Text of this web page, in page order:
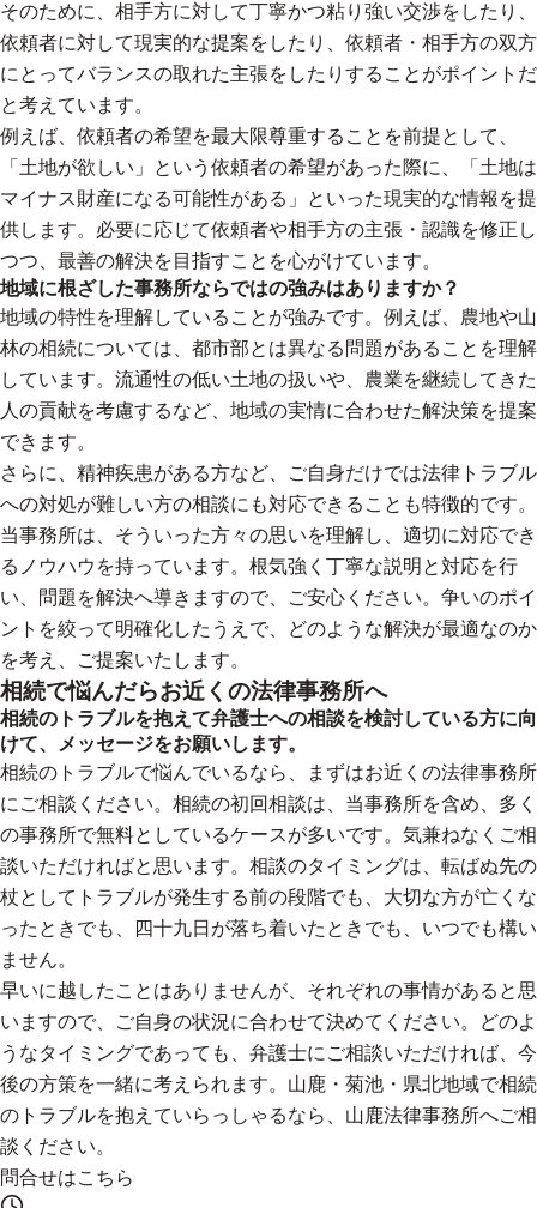
そのために、相手方に対して丁寧かつ粘り強い交渉をしたり、
依頼者に対して現実的な提案をしたり、依頼者・相手方の双方
にとってバランスの取れた主張をしたりすることがポイントだ
と考えています。
例えば、依頼者の希望を最大限尊重することを前提として、
「土地が欲しい」という依頼者の希望があった際に、「土地は
マイナス財産になる可能性がある」といった現実的な情報を提
供します。必要に応じて依頼者や相手方の主張・認識を修正し
つつ、最善の解決を目指すことを心がけています。
地域に根ざした事務所ならではの強みはありますか？
地域の特性を理解していることが強みです。例えば、農地や山
林の相続については、都市部とは異なる問題があることを理解
しています。流通性の低い土地の扱いや、農業を継続してきた
人の貢献を考慮するなど、地域の実情に合わせた解決策を提案
できます。
さらに、精神疾患がある方など、ご自身だけでは法律トラブル
への対処が難しい方の相談にも対応できることも特徴的です。
当事務所は、そういった方々の思いを理解し、適切に対応でき
るノウハウを持っています。根気強く丁寧な説明と対応を行
い、問題を解決へ導きますので、ご安心ください。争いのポイ
ントを絞って明確化したうえで、どのような解決が最適なのか
を考え、ご提案いたします。
相続で悩んだらお近くの法律事務所へ
相続のトラブルを抱えて弁護士への相談を検討している方に向
けて、メッセージをお願いします。
相続のトラブルで悩んでいるなら、まずはお近くの法律事務所
にご相談ください。相続の初回相談は、当事務所を含め、多く
の事務所で無料としているケースが多いです。気兼ねなくご相
談いただければと思います。相談のタイミングは、転ばぬ先の
杖としてトラブルが発生する前の段階でも、大切な方が亡くな
ったときでも、四十九日が落ち着いたときでも、いつでも構い
ません。
早いに越したことはありませんが、それぞれの事情があると思
いますので、ご自身の状況に合わせて決めてください。どのよ
うなタイミングであっても、弁護士にご相談いただければ、今
後の方策を一緒に考えられます。山鹿・菊池・県北地域で相続
のトラブルを抱えていらっしゃるなら、山鹿法律事務所へご相
談ください。
問合せはこちら